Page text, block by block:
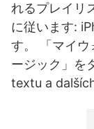
れるプレイリ
に従います:
す。 「マイウ
ージック」
textu a